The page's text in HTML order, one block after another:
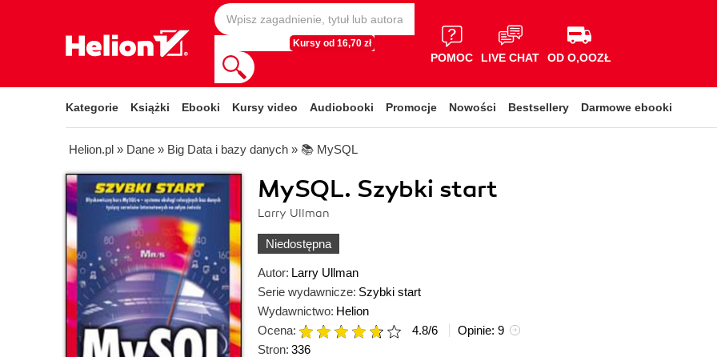
Kursy od 16,70 zł
POMOC LIVE CHAT OD O,OOZŁ
Kategorie Książki Ebooki Kursy video Audiobooki Promocje Nowości Bestsellery Darmowe ebooki
Helion.pl » Dane » Big Data i bazy danych » 📚 MySQL
MySQL. Szybki start
Larry Ullman
Niedostępna
Autor: Larry Ullman
Serie wydawnicze: Szybki start
Wydawnictwo: Helion
Ocena:
4.8/6 Opinie: 9
Stron: 336